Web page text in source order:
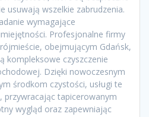
usuwają wszelkie zabrudzenia.
wymagające
Profesjonalne firmy
obejmującym Gdańsk,
kompleksowe czyszczenie
Dzięki nowoczesnym
środkom czystości, usługi te
przywracając tapicerowanym
wygląd oraz zapewniając